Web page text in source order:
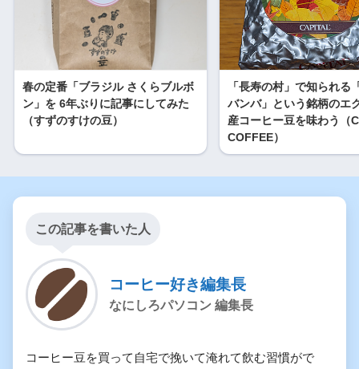
春の定番「ブラジル さくらブルボ
ン」を 6年ぶりに記事にしてみた
（すずのすけの豆）
「長寿の村」で知られる
バンバ」という銘柄のエ
産コーヒー豆を味わう（
COFFEE）
この記事を書いた人
コーヒー好き編集長
なにしろパソコン 編集長
コーヒー豆を買って自宅で挽いて淹れて飲む習慣がで